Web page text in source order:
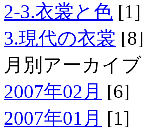
2-3.衣裳と色 [1]
3.現代の衣裳 [8]
月別アーカイブ
2007年02月 [6]
2007年01月 [1]